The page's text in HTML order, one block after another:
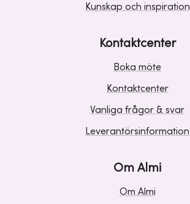
Kunskap och inspiration
Kontaktcenter
Boka möte
Kontaktcenter
Vanliga frågor & svar
Leverantörsinformation
Om Almi
Om Almi